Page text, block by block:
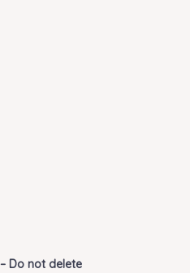
Do not delete